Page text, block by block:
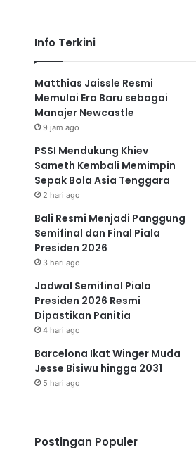
Info Terkini
Matthias Jaissle Resmi
Memulai Era Baru sebagai
Manajer Newcastle
9 jam ago
PSSI Mendukung Khiev
Sameth Kembali Memimpin
Sepak Bola Asia Tenggara
2 hari ago
Bali Resmi Menjadi Panggung
Semifinal dan Final Piala
Presiden 2026
3 hari ago
Jadwal Semifinal Piala
Presiden 2026 Resmi
Dipastikan Panitia
4 hari ago
Barcelona Ikat Winger Muda
Jesse Bisiwu hingga 2031
5 hari ago
Postingan Populer